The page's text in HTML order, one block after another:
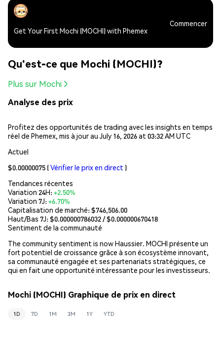
Get Your First Mochi (MOCHI) with Phemex
Commencer
Qu'est-ce que Mochi (MOCHI)?
Plus sur Mochi
Analyse des prix
Profitez des opportunités de trading avec les insights en temps
réel de Phemex, mis à jour au July 16, 2026 at 03:32 AM UTC
Actuel
$0.00000075 (Vérifier le prix en direct )
Tendances récentes
Variation 24H:+2.50%
Variation 7J:+6.70%
Capitalisation de marché:$746,506.00
Haut/Bas 7J: $0.000000786032/ $0.000000670418
Sentiment de la communauté
The community sentiment is now Haussier. MOCHI présente un
fort potentiel de croissance grâce à son écosystème innovant,
sa communauté engagée et ses partenariats stratégiques, ce
qui en fait une opportunité intéressante pour les investisseurs.
Mochi (MOCHI) Graphique de prix en direct
1D 7D 1M 3M 1Y YTD